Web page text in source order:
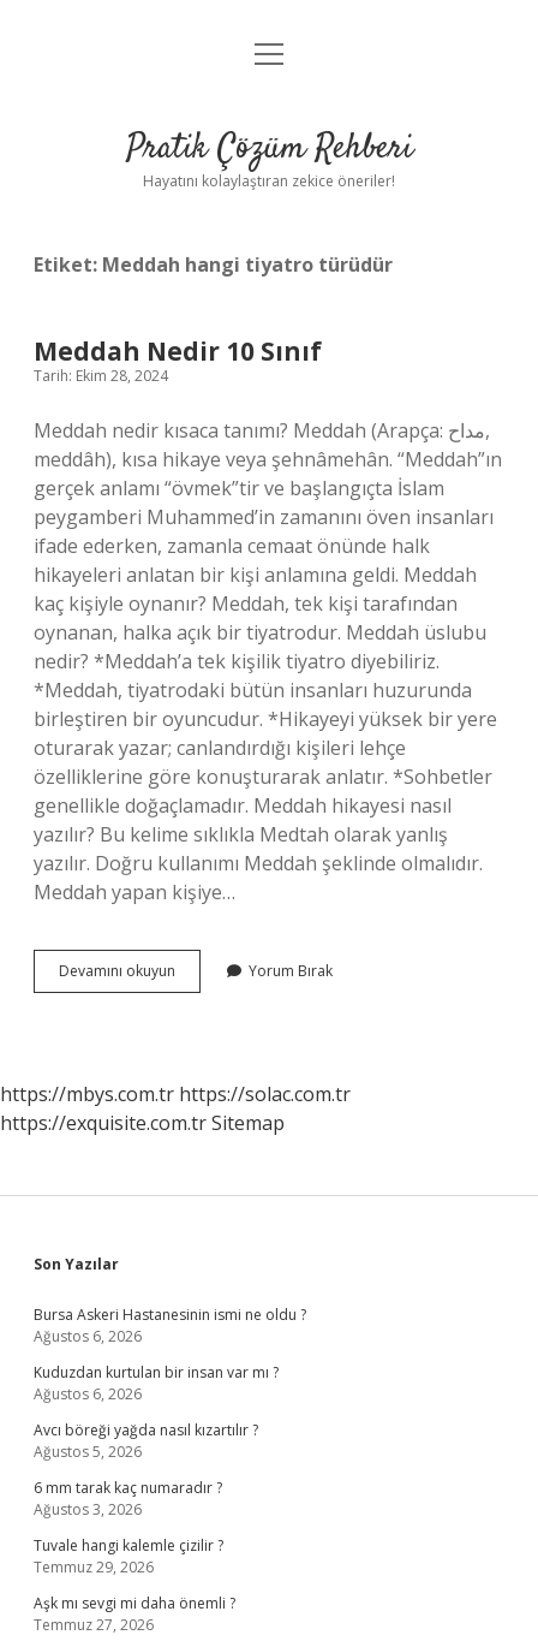
Anasayfa
Yasal Uyarı
menüyü
Pratik Çözüm Rehberi
Hayatını kolaylaştıran zekice öneriler!
Etiket: Meddah hangi tiyatro türüdür
Meddah Nedir 10 Sınıf
Tarih: Ekim 28, 2024
Meddah nedir kısaca tanımı? Meddah (Arapça: مداح,
meddâh), kısa hikaye veya şehnâmehân. “Meddah”ın
gerçek anlamı “övmek”tir ve başlangıçta İslam
peygamberi Muhammed’in zamanını öven insanları
ifade ederken, zamanla cemaat önünde halk
hikayeleri anlatan bir kişi anlamına geldi. Meddah
kaç kişiyle oynanır? Meddah, tek kişi tarafından
oynanan, halka açık bir tiyatrodur. Meddah üslubu
nedir? *Meddah’a tek kişilik tiyatro diyebiliriz.
*Meddah, tiyatrodaki bütün insanları huzurunda
birleştiren bir oyuncudur. *Hikayeyi yüksek bir yere
oturarak yazar; canlandırdığı kişileri lehçe
özelliklerine göre konuşturarak anlatır. *Sohbetler
genellikle doğaçlamadır. Meddah hikayesi nasıl
yazılır? Bu kelime sıklıkla Medtah olarak yanlış
yazılır. Doğru kullanımı Meddah şeklinde olmalıdır.
Meddah yapan kişiye…
Devamını okuyun Meddah
Nedir
Yorum Bırak
https://mbys.com.tr https://solac.com.tr
https://exquisite.com.trSitemap
Sidebar
Son Yazılar
Bursa Askeri Hastanesinin ismi ne oldu ?
Ağustos 6, 2026
Kuduzdan kurtulan bir insan var mı ?
Ağustos 6, 2026
Avcı böreği yağda nasıl kızartılır ?
Ağustos 5, 2026
6 mm tarak kaç numaradır ?
Ağustos 3, 2026
Tuvale hangi kalemle çizilir ?
Temmuz 29, 2026
Aşk mı sevgi mi daha önemli ?
Temmuz 27, 2026